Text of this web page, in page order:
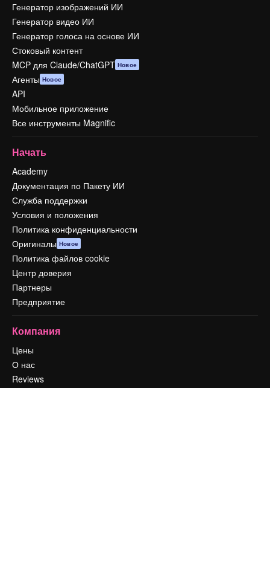
Генератор изображений ИИ
Генератор видео ИИ
Генератор голоса на основе ИИ
Стоковый контент
MCP для Claude/ChatGPT Новое
Агенты Новое
API
Мобильное приложение
Все инструменты Magnific
Начать
Academy
Документация по Пакету ИИ
Служба поддержки
Условия и положения
Политика конфиденциальности
Оригиналы Новое
Политика файлов cookie
Центр доверия
Партнеры
Предприятие
Компания
Цены
О нас
Reviews